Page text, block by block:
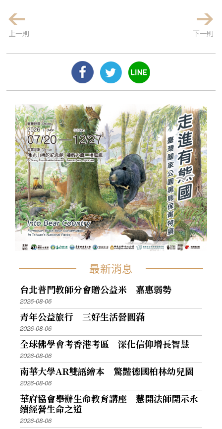
上一則 下一則
最新消息
台北普門教師分會贈公益米 嘉惠弱勢
2026-08-06
青年公益旅行 三好生活營圓滿
2026-08-06
全球佛學會考香港考區 深化信仰增長智慧
2026-08-06
南華大學AR雙語繪本 驚豔德國柏林幼兒園
2026-08-06
華府協會舉辦生命教育講座 慧開法師開示永
續經營生命之道
2026-08-06